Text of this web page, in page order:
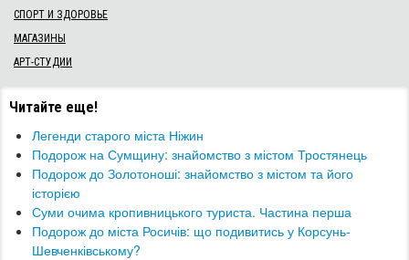
СПОРТ И ЗДОРОВЬЕ
МАГАЗИНЫ
АРТ-СТУДИИ
Читайте еще!
Легенди старого міста Ніжин
Подорож на Сумщину: знайомство з містом Тростянець
​Подорож до Золотоноші: знайомство з містом та його
історією
​Суми очима кропивницького туриста. Частина перша
Подорож до міста Росичів: що подивитись у Корсунь-
Шевченківському?